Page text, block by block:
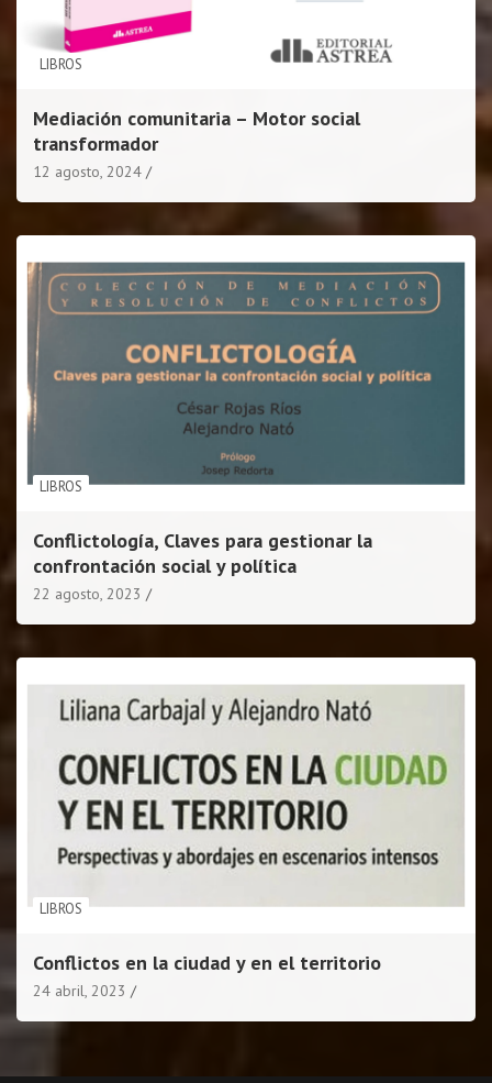
LIBROS
Mediación comunitaria – Motor social
transformador
12 agosto, 2024
LIBROS
Conflictología, Claves para gestionar la
confrontación social y política
22 agosto, 2023
LIBROS
Conflictos en la ciudad y en el territorio
24 abril, 2023